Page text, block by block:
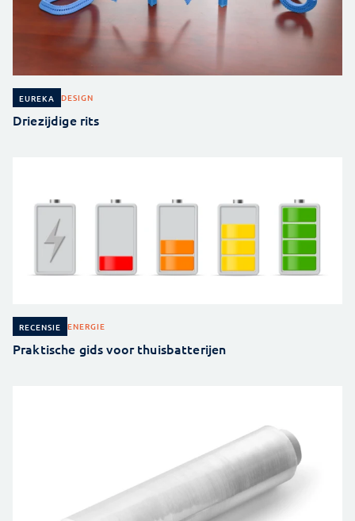
EUREKA DESIGN
Driezijdige rits
RECENSIE ENERGIE
Praktische gids voor thuisbatterijen